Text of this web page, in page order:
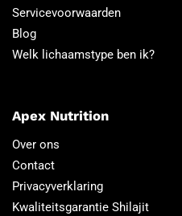
Servicevoorwaarden
Blog
Welk lichaamstype ben ik?
Apex Nutrition
Over ons
Contact
Privacyverklaring
Kwaliteitsgarantie Shilajit